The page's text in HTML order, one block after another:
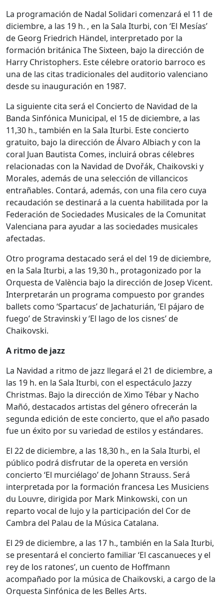
La programación de Nadal Solidari comenzará el 11 de
diciembre, a las 19 h. , en la Sala Iturbi, con ‘El Mesías’
de Georg Friedrich Händel, interpretado por la
formación británica The Sixteen, bajo la dirección de
Harry Christophers. Este célebre oratorio barroco es
una de las citas tradicionales del auditorio valenciano
desde su inauguración en 1987.
La siguiente cita será el Concierto de Navidad de la
Banda Sinfónica Municipal, el 15 de diciembre, a las
11,30 h., también en la Sala Iturbi. Este concierto
gratuito, bajo la dirección de Álvaro Albiach y con la
coral Juan Bautista Comes, incluirá obras célebres
relacionadas con la Navidad de Dvořák, Chaikovski y
Morales, además de una selección de villancicos
entrañables. Contará, además, con una fila cero cuya
recaudación se destinará a la cuenta habilitada por la
Federación de Sociedades Musicales de la Comunitat
Valenciana para ayudar a las sociedades musicales
afectadas.
Otro programa destacado será el del 19 de diciembre,
en la Sala Iturbi, a las 19,30 h., protagonizado por la
Orquesta de València bajo la dirección de Josep Vicent.
Interpretarán un programa compuesto por grandes
ballets como ‘Spartacus’ de Jachaturián, ‘El pájaro de
fuego’ de Stravinski y ‘El lago de los cisnes’ de
Chaikovski.
A ritmo de jazz
La Navidad a ritmo de jazz llegará el 21 de diciembre, a
las 19 h. en la Sala Iturbi, con el espectáculo Jazzy
Christmas. Bajo la dirección de Ximo Tébar y Nacho
Mañó, destacados artistas del género ofrecerán la
segunda edición de este concierto, que el año pasado
fue un éxito por su variedad de estilos y estándares.
El 22 de diciembre, a las 18,30 h., en la Sala Iturbi, el
público podrá disfrutar de la opereta en versión
concierto ‘El murciélago’ de Johann Strauss. Será
interpretada por la formación francesa Les Musiciens
du Louvre, dirigida por Mark Minkowski, con un
reparto vocal de lujo y la participación del Cor de
Cambra del Palau de la Música Catalana.
El 29 de diciembre, a las 17 h., también en la Sala Iturbi,
se presentará el concierto familiar ‘El cascanueces y el
rey de los ratones’, un cuento de Hoffmann
acompañado por la música de Chaikovski, a cargo de la
Orquesta Sinfónica de les Belles Arts.